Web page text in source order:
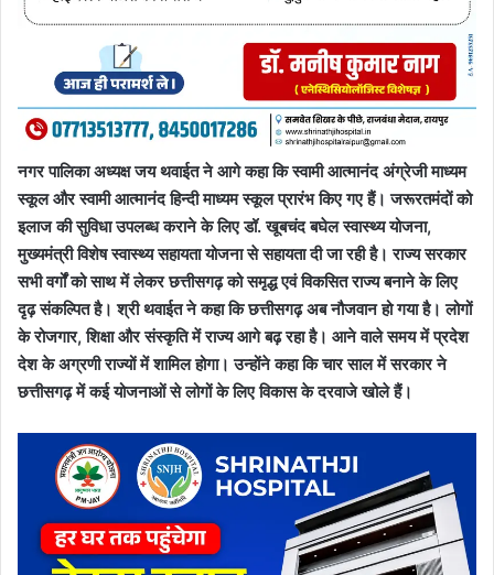
नगर पालिका अध्यक्ष जय थवाईत ने आगे कहा कि स्वामी आत्मानंद अंग्रेजी माध्यम
स्कूल और स्वामी आत्मानंद हिन्दी माध्यम स्कूल प्रारंभ किए गए हैं। जरूरतमंदों को
इलाज की सुविधा उपलब्ध कराने के लिए डॉ. खूबचंद बघेल स्वास्थ्य योजना,
मुख्यमंत्री विशेष स्वास्थ्य सहायता योजना से सहायता दी जा रही है। राज्य सरकार
सभी वर्गों को साथ में लेकर छत्तीसगढ़ को समृद्ध एवं विकसित राज्य बनाने के लिए
दृढ़ संकल्पित है। श्री थवाईत ने कहा कि छत्तीसगढ़ अब नौजवान हो गया है। लोगों
के रोजगार, शिक्षा और संस्कृति में राज्य आगे बढ़ रहा है। आने वाले समय में प्रदेश
देश के अग्रणी राज्यों में शामिल होगा। उन्होंने कहा कि चार साल में सरकार ने
छत्तीसगढ़ में कई योजनाओं से लोगों के लिए विकास के दरवाजे खोले हैं।